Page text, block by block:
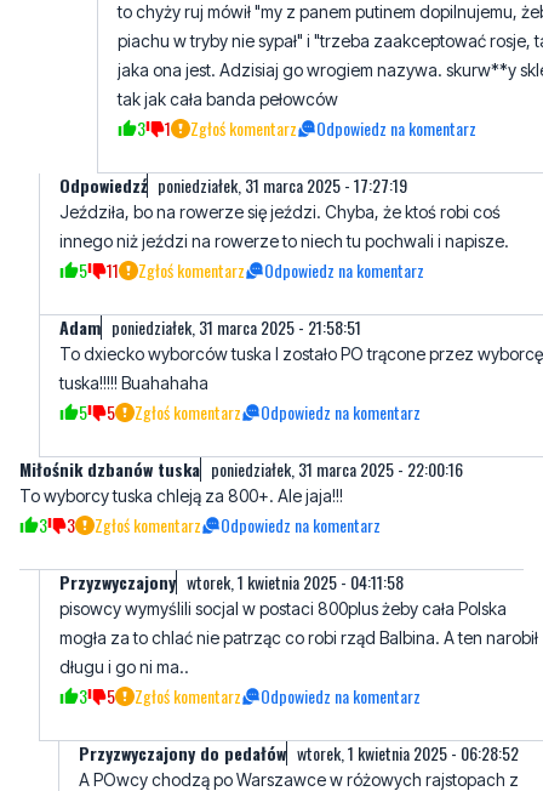
tak jak cała banda pełowców
3 1 Zgłoś komentarz Odpowiedz na komentarz
Odpowiedzź poniedziałek, 31 marca 2025 - 17:27:19
Jeździła, bo na rowerze się jeździ. Chyba, że ktoś robi coś
5 11 Zgłoś komentarz Odpowiedz na komentarz
Adam poniedziałek, 31 marca 2025 - 21:58:51
To dxiecko wyborców tuska I zostało PO trącone przez wyborcę
5 5 Zgłoś komentarz Odpowiedz na komentarz
Miłośnik dzbanów tuska
To wyborcy tuska chleją za 800+. Ale jaja!!!
Przyzwyczajony wtorek, 1 kwietnia 2025 - 04:11:58
pisowcy wymyślili socjal w postaci 800plus żeby cała Polska
długu i go ni ma..
3 5 Zgłoś komentarz Odpowiedz na komentarz
Przyzwyczajony do pedałów
A POwcy chodzą po Warszawce w różowych rajstopach z
4 2 Zgłoś komentarz Odpowiedz na komentarz